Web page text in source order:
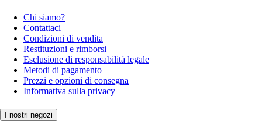
Chi siamo?
Contattaci
Condizioni di vendita
Restituzioni e rimborsi
Esclusione di responsabilità legale
Metodi di pagamento
Prezzi e opzioni di consegna
Informativa sulla privacy
I nostri negozi